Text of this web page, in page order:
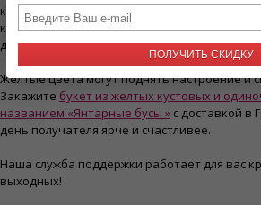
красивых розовых эустом и зелени и
корзинкой. Вы можете отправить любой
доставкой в Грузии через Cyber-Florist.
Желтые цвета могут поднять настроение и
Закажите букет из желтых кустовых и
названием «Янтарные бусы » с доставкой в
день получателя ярче и счастливее.
Наша служба поддержки работает для вас
выходных!
ПОЛУЧИТЬ СКИДКУ